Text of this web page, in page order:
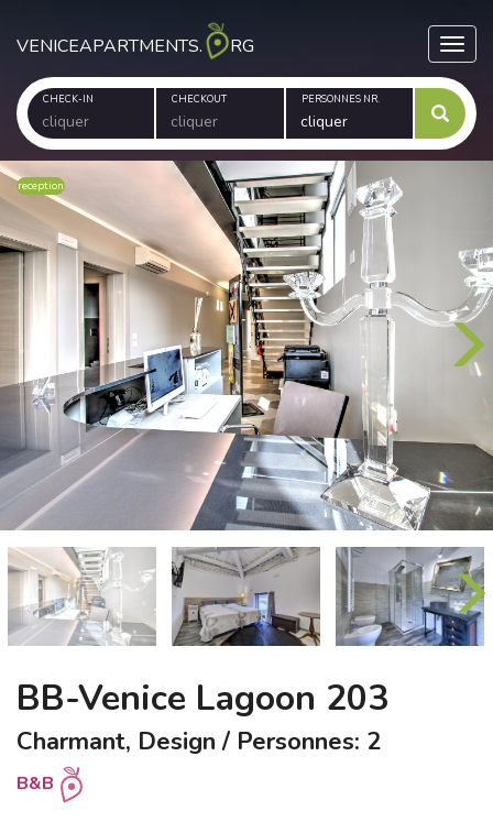
VENICEAPARTMENTS. RG
CHECK-IN CHECKOUT PERSONNES NR.
reception
BB-Venice Lagoon 203
Charmant, Design / Personnes: 2
B&B